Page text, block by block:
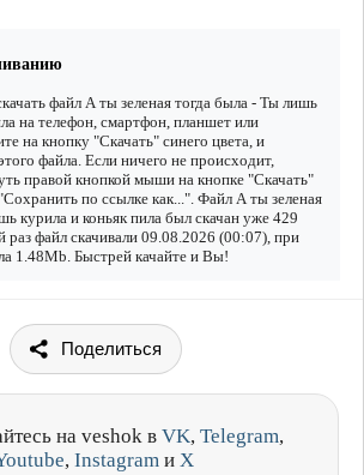
файл А ты зеленая тогда была - Ты лишь
на телефон, смартфон, планшет или
на кнопку "Скачать" синего цвета, и
файла. Если ничего не происходит,
правой кнопкой мыши на кнопке "Скачать"
по ссылке как...". Файл А ты зеленая
курила и коньяк пила был скачан уже 429
раз файл скачивали 09.08.2026 (00:07), при
1.48Mb. Быстрей качайте и Вы!
Поделиться
на veshok в VK, Telegram,
, Instagram и X